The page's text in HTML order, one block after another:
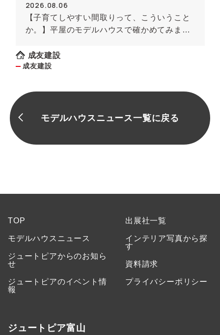
2026.08.06
【子育てしやすい間取りって、こういうこと
か。】平屋のモデルハウスで確かめてみませ
成友建設
成友建設
モデルハウスニュース一覧に戻る
TOP
モデルハウスニュース
ジュートピアからのお知ら
せ
ジュートピアのイベント情
報
出展社一覧
インテリア写真から探
す
資料請求
プライバシーポリシー
ジュートピア富山